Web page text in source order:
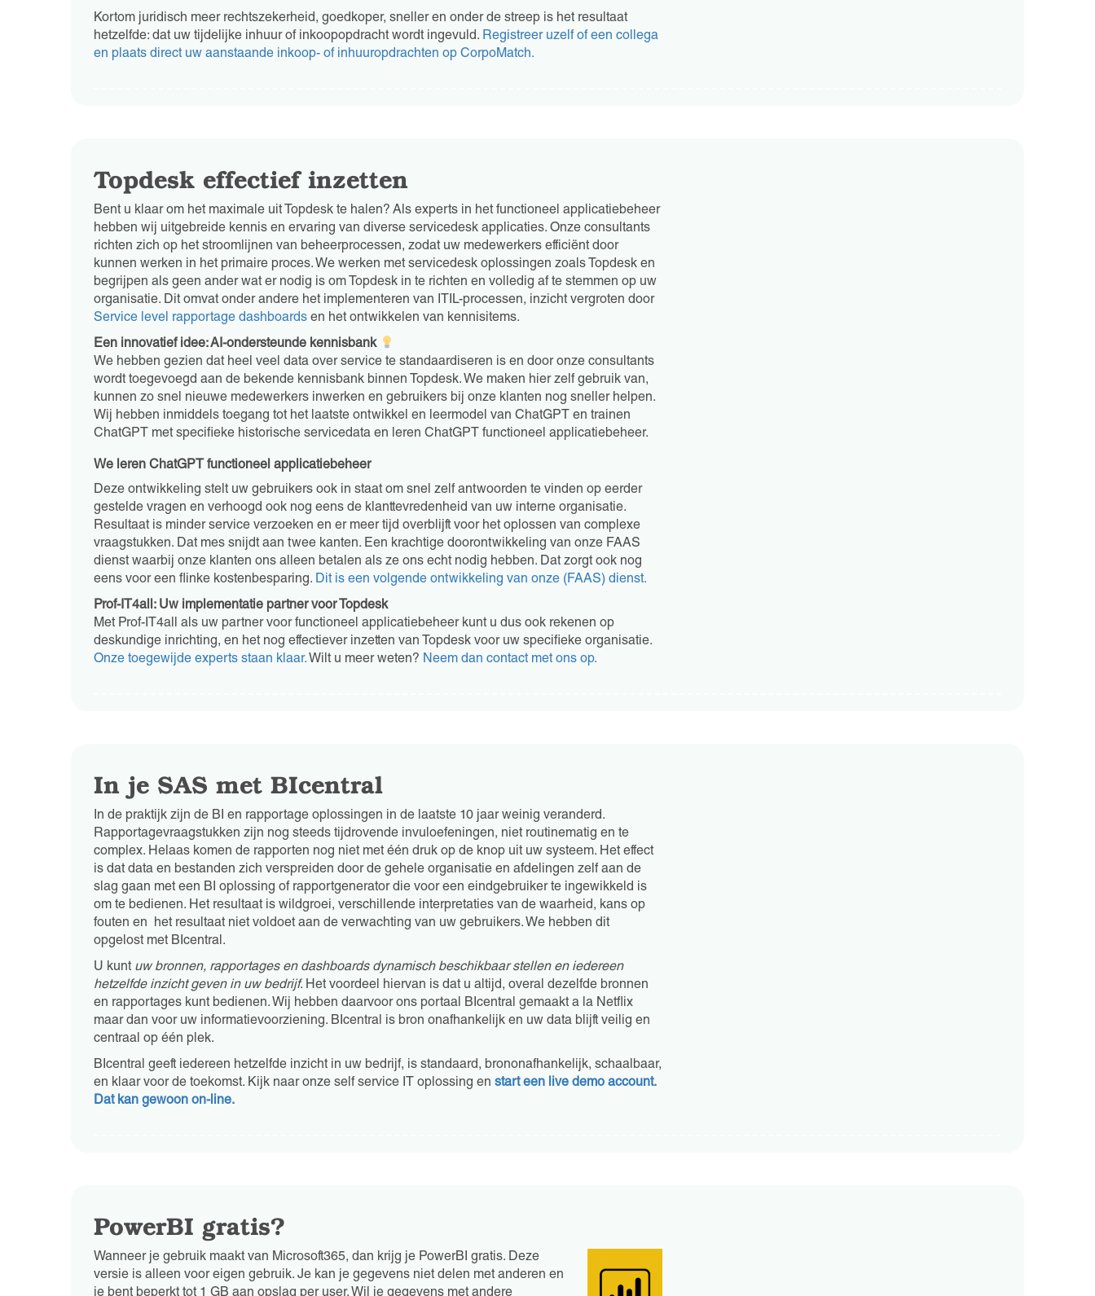
Kortom juridisch meer rechtszekerheid, goedkoper, sneller en onder de streep is het resultaat
hetzelfde: dat uw tijdelijke inhuur of inkoopopdracht wordt ingevuld. Registreer uzelf of een collega
en plaats direct uw aanstaande inkoop- of inhuuropdrachten op CorpoMatch.
Topdesk effectief inzetten
Bent u klaar om het maximale uit Topdesk te halen? Als experts in het functioneel applicatiebeheer
hebben wij uitgebreide kennis en ervaring van diverse servicedesk applicaties. Onze consultants
richten zich op het stroomlijnen van beheerprocessen, zodat uw medewerkers efficiënt door
kunnen werken in het primaire proces. We werken met servicedesk oplossingen zoals Topdesk en
begrijpen als geen ander wat er nodig is om Topdesk in te richten en volledig af te stemmen op uw
organisatie. Dit omvat onder andere het implementeren van ITIL-processen, inzicht vergroten door
Service level rapportage dashboards en het ontwikkelen van kennisitems.
Een innovatief idee: AI-ondersteunde kennisbank
We hebben gezien dat heel veel data over service te standaardiseren is en door onze consultants
wordt toegevoegd aan de bekende kennisbank binnen Topdesk. We maken hier zelf gebruik van,
kunnen zo snel nieuwe medewerkers inwerken en gebruikers bij onze klanten nog sneller helpen.
Wij hebben inmiddels toegang tot het laatste ontwikkel en leermodel van ChatGPT en trainen
ChatGPT met specifieke historische servicedata en leren ChatGPT functioneel applicatiebeheer.
We leren ChatGPT functioneel applicatiebeheer
Deze ontwikkeling stelt uw gebruikers ook in staat om snel zelf antwoorden te vinden op eerder
gestelde vragen en verhoogd ook nog eens de klanttevredenheid van uw interne organisatie.
Resultaat is minder service verzoeken en er meer tijd overblijft voor het oplossen van complexe
vraagstukken. Dat mes snijdt aan twee kanten. Een krachtige doorontwikkeling van onze FAAS
dienst waarbij onze klanten ons alleen betalen als ze ons echt nodig hebben. Dat zorgt ook nog
eens voor een flinke kostenbesparing. Dit is een volgende ontwikkeling van onze (FAAS) dienst.
Prof-IT4all: Uw implementatie partner voor Topdesk
Met Prof-IT4all als uw partner voor functioneel applicatiebeheer kunt u dus ook rekenen op
deskundige inrichting, en het nog effectiever inzetten van Topdesk voor uw specifieke organisatie.
Onze toegewijde experts staan klaar. Wilt u meer weten? Neem dan contact met ons op.
In je SAS met BIcentral
In de praktijk zijn de BI en rapportage oplossingen in de laatste 10 jaar weinig veranderd.
Rapportagevraagstukken zijn nog steeds tijdrovende invuloefeningen, niet routinematig en te
complex. Helaas komen de rapporten nog niet met één druk op de knop uit uw systeem. Het effect
is dat data en bestanden zich verspreiden door de gehele organisatie en afdelingen zelf aan de
slag gaan met een BI oplossing of rapportgenerator die voor een eindgebruiker te ingewikkeld is
om te bedienen. Het resultaat is wildgroei, verschillende interpretaties van de waarheid, kans op
fouten en het resultaat niet voldoet aan de verwachting van uw gebruikers. We hebben dit
opgelost met BIcentral.
U kunt uw bronnen, rapportages en dashboards dynamisch beschikbaar stellen en iedereen
hetzelfde inzicht geven in uw bedrijf. Het voordeel hiervan is dat u altijd, overal dezelfde bronnen
en rapportages kunt bedienen. Wij hebben daarvoor ons portaal BIcentral gemaakt a la Netflix
maar dan voor uw informatievoorziening. BIcentral is bron onafhankelijk en uw data blijft veilig en
centraal op één plek.
BIcentral geeft iedereen hetzelfde inzicht in uw bedrijf, is standaard, brononafhankelijk, schaalbaar,
en klaar voor de toekomst. Kijk naar onze self service IT oplossing en start een live demo account.
Dat kan gewoon on-line.
PowerBI gratis?
Wanneer je gebruik maakt van Microsoft365, dan krijg je PowerBI gratis. Deze
versie is alleen voor eigen gebruik. Je kan je gegevens niet delen met anderen en